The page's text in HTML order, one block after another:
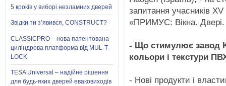
запитання учасників
«ПРИМУС: Вікна. Двері.
- Що стимулює завод
кольори і текстури
- Нові продукти і
5 кроків у виборі незламних дверей
Звідки ти з’явився, CONSTRUCT?
CLASSICPRO – нова патентована
циліндрова платформа від MUL-T-
LOCK
TESA Universal – надійне рішення
для будь-яких дверей еваковиходів